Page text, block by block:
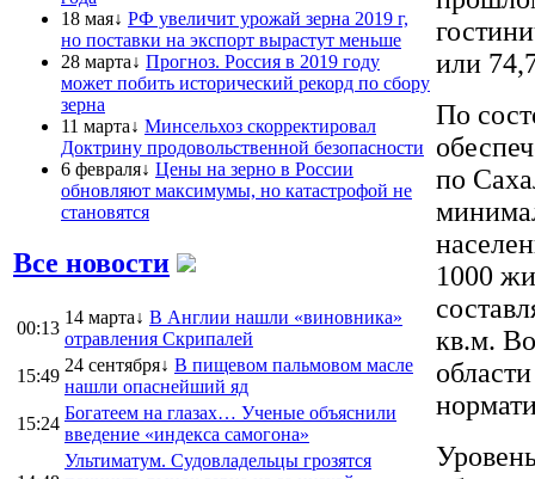
18 мая↓ РФ увеличит урожай зерна 2019 г,
но поставки на экспорт вырастут меньше
28 марта↓ Прогноз. Россия в 2019 году
может побить исторический рекорд по сбору
зерна
11 марта↓ Минсельхоз скорректировал
Доктрину продовольственной безопасности
6 февраля↓ Цены на зерно в России
обновляют максимумы, но катастрофой не
становятся
Все новости
00:13
14 марта↓ В Англии нашли «виновника»
отравления Скрипалей
15:49
24 сентября↓ В пищевом пальмовом масле
нашли опаснейший яд
15:24
Богатеем на глазах… Ученые объяснили
введение «индекса самогона»
Ультиматум. Судовладельцы грозятся
или
По
по
1000
кв.м.